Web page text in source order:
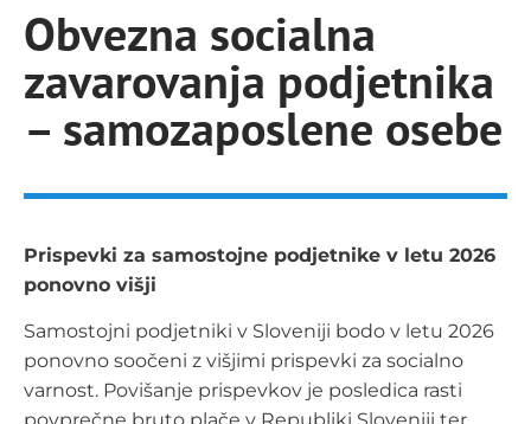
Obvezna socialna
zavarovanja podjetnika
– samozaposlene osebe
Prispevki za samostojne podjetnike v letu 2026
ponovno višji
Samostojni podjetniki v Sloveniji bodo v letu 2026
ponovno soočeni z višjimi prispevki za socialno
varnost. Povišanje prispevkov je posledica rasti